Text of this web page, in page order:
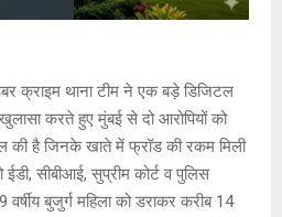
क्राइम थाना टीम ने एक बड़े डिजिटल
करते हुए मुंबई से दो आरोपियों को
की है जिनके खाते में फ्रॉड की रकम मिली
सीबीआई, सुप्रीम कोर्ट व पुलिस
बुजुर्ग महिला को डराकर करीब 14